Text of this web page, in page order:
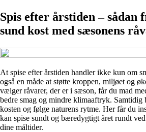
Spis efter årstiden – sådan
sund kost med sæsonens
At spise efter årstiden handler ikke kun om
også en måde at støtte kroppen, miljøet og
vælger råvarer, der er i sæson, får du mad
bedre smag og mindre klimaaftryk. Samtidig
kosten og følge naturens rytme. Her får du
kan spise sundt og bæredygtigt året rundt
dine måltider.